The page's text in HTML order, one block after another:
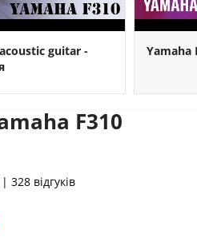
guitar -
Yamaha
F310
328 відгуків